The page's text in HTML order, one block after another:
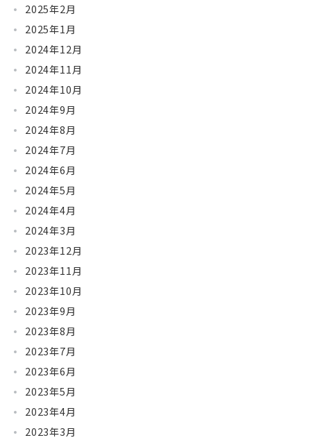
2025年2月
2025年1月
2024年12月
2024年11月
2024年10月
2024年9月
2024年8月
2024年7月
2024年6月
2024年5月
2024年4月
2024年3月
2023年12月
2023年11月
2023年10月
2023年9月
2023年8月
2023年7月
2023年6月
2023年5月
2023年4月
2023年3月